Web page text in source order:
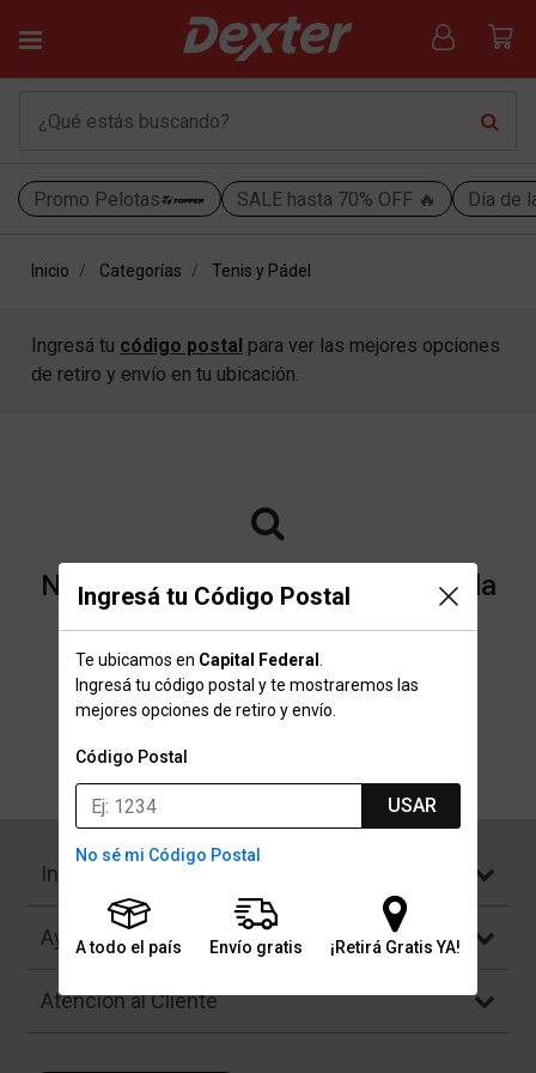
Promo Pelotas SALE hasta 70% OFF 🔥 Día de
Ingresá tu Código Postal
Te ubicamos en Capital Federal
Ingresá tu código postal y te mostraremos las
mejores opciones de retiro y envío.
Código Postal
USAR
No sé mi Código Postal
A todo el país Envío gratis ¡Retirá Gratis YA!
Inicio Categorías Tenis y Pádel
Ingresá tu código postal para ver las mejores opciones
de retiro y envío en tu ubicación.
No encontramos resultados para la
categoría "Tenis y Pádel" que
buscaste.
Volver a la página de inicio
Institucional
Ayuda
Atención al Cliente